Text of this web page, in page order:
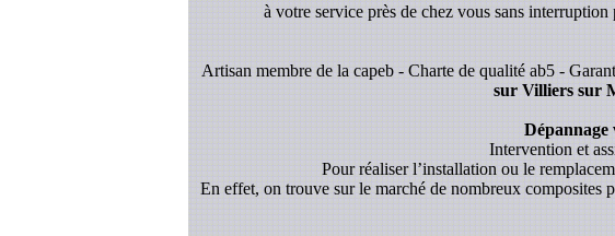
à votre service près de chez vous sans
Artisan membre de la capeb - Charte de qualité ab5 -
sur Villiers sur
Intervention et
Pour réaliser l’installation ou le
En effet, on trouve sur le marché de nombreux composites